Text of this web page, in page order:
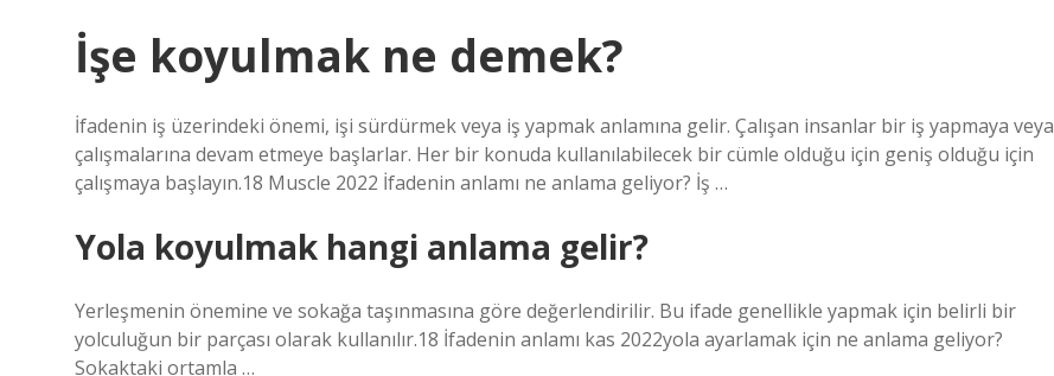
İşe koyulmak ne demek?
İfadenin iş üzerindeki önemi, işi sürdürmek veya iş yapmak anlamına gelir. Çalışan insanlar bir iş yapmaya veya
çalışmalarına devam etmeye başlarlar. Her bir konuda kullanılabilecek bir cümle olduğu için geniş olduğu için
çalışmaya başlayın.18 Muscle 2022 İfadenin anlamı ne anlama geliyor? İş …
Yola koyulmak hangi anlama gelir?
Yerleşmenin önemine ve sokağa taşınmasına göre değerlendirilir. Bu ifade genellikle yapmak için belirli bir
yolculuğun bir parçası olarak kullanılır.18 İfadenin anlamı kas 2022yola ayarlamak için ne anlama geliyor?
Sokaktaki ortamla …